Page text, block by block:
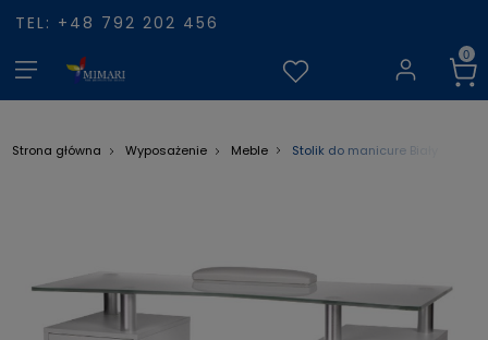
TEL: +48 792 202 456
Strona główna Wyposażenie Meble Stolik do manicure Biały